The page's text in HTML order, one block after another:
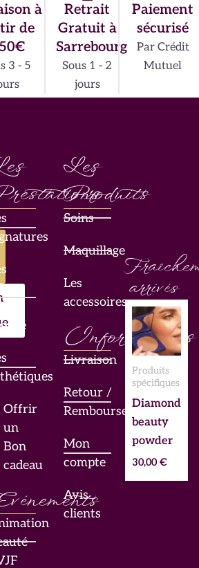
à
de
3 - 5
Retrait
Gratuit à
Sarrebourg
Sous 1 - 2
jours
Paiement
sécurisé
Par Crédit
Mutuel
Offrir
un
Bon
cadeau
Les
Produits
Soins
Maquillage
Les
accessoires
Informations
Livraison
Retour /
Remboursement
Mon
compte
Avis
clients
arrivés
Produits
spécifiques
Diamond
beauty
powder
30,00€